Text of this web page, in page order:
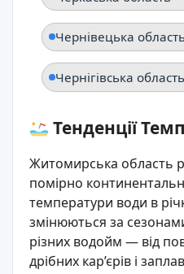
Чернівецька
Чернігівська область
Тенденції
Житомирська область
помірно
температури води в
змінюються за
різних водойм — від
дрібних кар’єрів і